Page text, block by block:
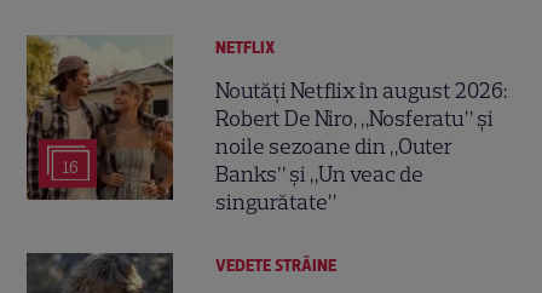
16
NETFLIX
Noutăți Netflix în august 2026:
Robert De Niro, „Nosferatu” și
noile sezoane din „Outer
Banks” și „Un veac de
singurătate”
VEDETE STRĂINE